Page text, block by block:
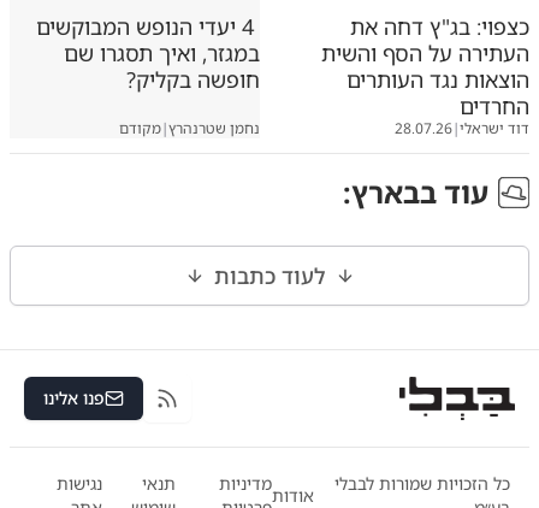
כצפוי: בג"ץ דחה את
העתירה על הסף והשית
הוצאות נגד העותרים
החרדים
דוד ישראלי|
28.07.26
4 יעדי הנופש המבוקשים
במגזר, ואיך תסגרו שם
חופשה בקליק?
נחמן שטרנהרץ|מקודם
עוד בבארץ:
לעוד כתבות
RSS פנו אלינו
כל הזכויות שמורות לבבלי
אודות
מדיניות
תנאי
נגישות